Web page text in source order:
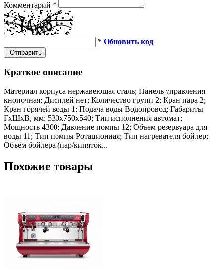
Комментарий *
* Обновить код
Отправить
Краткое описание
Материал корпуса нержавеющая сталь; Панель управления
кнопочная; Дисплей нет; Количество групп 2; Кран пара 2;
Кран горячей воды 1; Подача воды Водопровод; Габариты
ГхШхВ, мм: 530х750х540; Тип исполнения автомат;
Мощность 4300; Давление помпы 12; Объем резервуара для
воды 11; Тип помпы Ротационная; Тип нагревателя бойлер;
Объём бойлера (пар/кипяток...
Похожие товары